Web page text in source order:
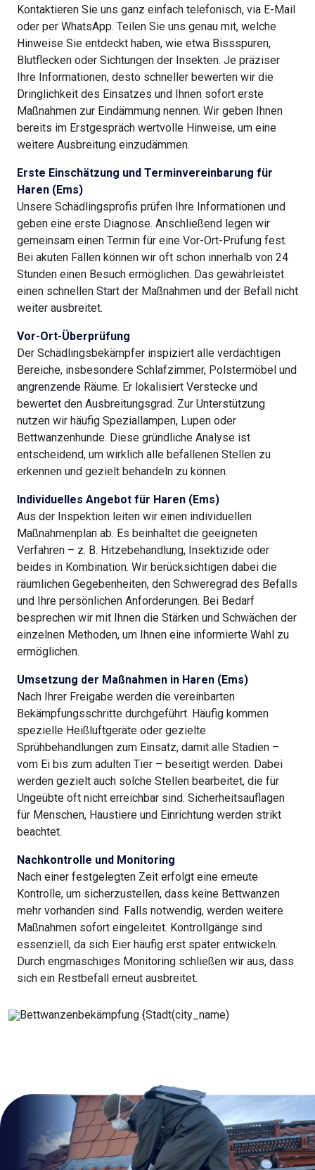
Kontaktieren Sie uns ganz einfach telefonisch, via E-Mail
oder per WhatsApp. Teilen Sie uns genau mit, welche
Hinweise Sie entdeckt haben, wie etwa Bissspuren,
Blutflecken oder Sichtungen der Insekten. Je präziser
Ihre Informationen, desto schneller bewerten wir die
Dringlichkeit des Einsatzes und Ihnen sofort erste
Maßnahmen zur Eindämmung nennen. Wir geben Ihnen
bereits im Erstgespräch wertvolle Hinweise, um eine
weitere Ausbreitung einzudämmen.
Erste Einschätzung und Terminvereinbarung für
Haren (Ems)
Unsere Schädlingsprofis prüfen Ihre Informationen und
geben eine erste Diagnose. Anschließend legen wir
gemeinsam einen Termin für eine Vor-Ort-Prüfung fest.
Bei akuten Fällen können wir oft schon innerhalb von 24
Stunden einen Besuch ermöglichen. Das gewährleistet
einen schnellen Start der Maßnahmen und der Befall nicht
weiter ausbreitet.
Vor-Ort-Überprüfung
Der Schädlingsbekämpfer inspiziert alle verdächtigen
Bereiche, insbesondere Schlafzimmer, Polstermöbel und
angrenzende Räume. Er lokalisiert Verstecke und
bewertet den Ausbreitungsgrad. Zur Unterstützung
nutzen wir häufig Speziallampen, Lupen oder
Bettwanzenhunde. Diese gründliche Analyse ist
entscheidend, um wirklich alle befallenen Stellen zu
erkennen und gezielt behandeln zu können.
Individuelles Angebot für Haren (Ems)
Aus der Inspektion leiten wir einen individuellen
Maßnahmenplan ab. Es beinhaltet die geeigneten
Verfahren – z. B. Hitzebehandlung, Insektizide oder
beides in Kombination. Wir berücksichtigen dabei die
räumlichen Gegebenheiten, den Schweregrad des Befalls
und Ihre persönlichen Anforderungen. Bei Bedarf
besprechen wir mit Ihnen die Stärken und Schwächen der
einzelnen Methoden, um Ihnen eine informierte Wahl zu
ermöglichen.
Umsetzung der Maßnahmen in Haren (Ems)
Nach Ihrer Freigabe werden die vereinbarten
Bekämpfungsschritte durchgeführt. Häufig kommen
spezielle Heißluftgeräte oder gezielte
Sprühbehandlungen zum Einsatz, damit alle Stadien –
vom Ei bis zum adulten Tier – beseitigt werden. Dabei
werden gezielt auch solche Stellen bearbeitet, die für
Ungeübte oft nicht erreichbar sind. Sicherheitsauflagen
für Menschen, Haustiere und Einrichtung werden strikt
beachtet.
Nachkontrolle und Monitoring
Nach einer festgelegten Zeit erfolgt eine erneute
Kontrolle, um sicherzustellen, dass keine Bettwanzen
mehr vorhanden sind. Falls notwendig, werden weitere
Maßnahmen sofort eingeleitet. Kontrollgänge sind
essenziell, da sich Eier häufig erst später entwickeln.
Durch engmaschiges Monitoring schließen wir aus, dass
sich ein Restbefall erneut ausbreitet.